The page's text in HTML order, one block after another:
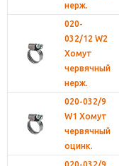
нерж.
020-
032/12 W2
Хомут
червячный
нерж.
020-032/9
W1 Хомут
червячный
оцинк.